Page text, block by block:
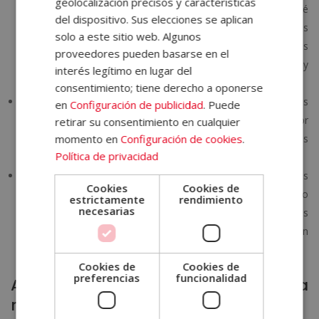
temperatura del agua sea agradable. Háblale para que esté
tranquilo y masajea su cuero cabelludo. Aunque no te hayas
parado a pensarlo, a los animales también les encantan los
masajes. La asiduidad del baño dependerá mucho de la raza y
del pelaje de cada perro. Asesórate bien sobre ello.
Entre loscuidados básicos de un perroque
no debes
olvidar, estácepillarsu pelaje. Asegúrate de elegir el mejor
cepillo, según las necesidades de tu perro y sus
características.
Compra productos específicos para los perros. Los productos
de este tipo serán los adecuados para su uso, evitando
problemáticas y efectos nocivos. Usar productos pensados
para los humanos puede generar efectos indeseados en
nuestras mascotas: irritación de las mucosas, en la piel, etc.
Acude a tu veterinario de forma
regular
del dispositivo. Sus elecciones se aplican
solo a este sitio web. Algunos
proveedores pueden basarse en el
interés legítimo en lugar del
consentimiento; tiene derecho a oponerse
enConfiguración de publicidad. Puede
retirar su consentimiento en cualquier
momento enConfiguración de cookies.
Política de privacidad
Cookies
estrictamente
necesarias
Cookies de
rendimiento
Cookies de
preferencias
Cookies de
funcionalidad